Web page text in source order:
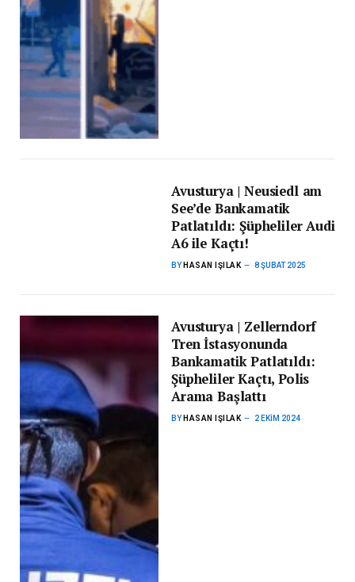
Avusturya | Neusiedl am
See’de Bankamatik
Patlatıldı: Şüpheliler Audi
A6 ile Kaçtı!
BY HASAN IŞILAK 8 ŞUBAT 2025
Avusturya | Zellerndorf
Tren İstasyonunda
Bankamatik Patlatıldı:
Şüpheliler Kaçtı, Polis
Arama Başlattı
BY HASAN IŞILAK 2 EKIM 2024